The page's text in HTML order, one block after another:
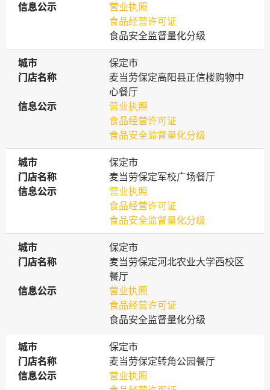
信息公示
信息公示
营业执照
食品经营许可证
食品安全监督量化分级
城市
城市
保定市
门店名称
门店名称
麦当劳保定高阳县正信楼购物中
心餐厅
信息公示
信息公示
营业执照
食品经营许可证
食品安全监督量化分级
城市
城市
保定市
门店名称
门店名称
麦当劳保定军校广场餐厅
信息公示
信息公示
营业执照
食品经营许可证
食品安全监督量化分级
城市
城市
保定市
门店名称
门店名称
麦当劳保定河北农业大学西校区
餐厅
信息公示
信息公示
营业执照
食品经营许可证
食品安全监督量化分级
城市
城市
保定市
门店名称
门店名称
麦当劳保定转角公园餐厅
信息公示
信息公示
营业执照